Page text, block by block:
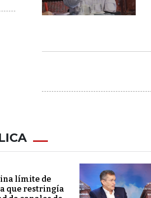
límite de
que restringía